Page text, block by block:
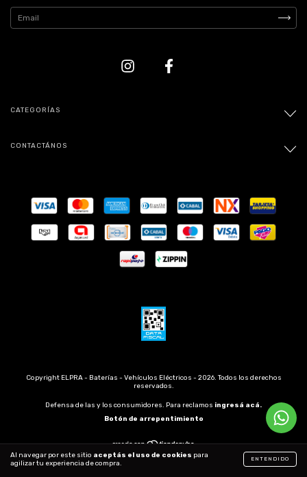
Al navegar por este sitio aceptás el uso de cookies para
agilizar tu experiencia de compra.
ENTENDIDO
CATEGORÍAS
CONTACTÁNOS
Copyright ELPRA - Baterías - Vehículos Eléctricos - 2026. Todos los derechos
reservados.
Defensa de las y los consumidores. Para reclamos ingresá acá.
Botón de arrepentimiento